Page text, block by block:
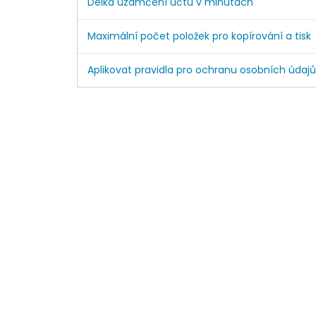
Maximální počet položek pro kopírování a tisk
Aplikovat pravidla pro ochranu osobních údajů